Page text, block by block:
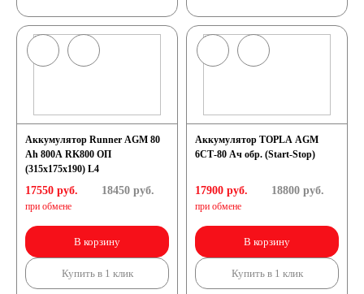
Аккумулятор Runner AGM 80
Ah 800A RK800 ОП
(315х175х190) L4
17550 руб.
при обмене
18450руб.
В корзину
Купить в 1 клик
Аккумулятор TOPLA AGM
6СТ-80 Ач обр. (Start-Stop)
17900 руб.
при обмене
18800руб.
В корзину
Купить в 1 клик